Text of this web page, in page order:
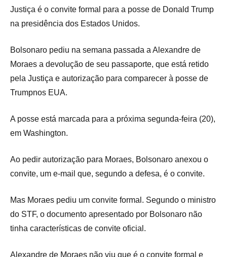
Justiça é o convite formal para a posse de Donald Trump
na presidência dos Estados Unidos.
Bolsonaro pediu na semana passada a Alexandre de
Moraes a devolução de seu passaporte, que está retido
pela Justiça e autorização para comparecer à posse de
Trumpnos EUA.
A posse está marcada para a próxima segunda-feira (20),
em Washington.
Ao pedir autorização para Moraes, Bolsonaro anexou o
convite, um e-mail que, segundo a defesa, é o convite.
Mas Moraes pediu um convite formal. Segundo o ministro
do STF, o documento apresentado por Bolsonaro não
tinha características de convite oficial.
Alexandre de Moraes não viu que é o convite formal e